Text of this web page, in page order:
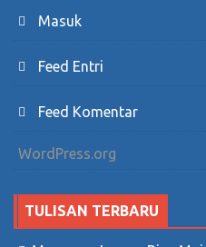
Masuk
Feed Entri
Feed Komentar
WordPress.org
TULISAN TERBARU